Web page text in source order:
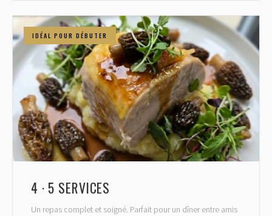
IDÉAL POUR DÉBUTER
4 · 5 SERVICES
Un repas complet et soigné. Parfait pour un dîner entre amis